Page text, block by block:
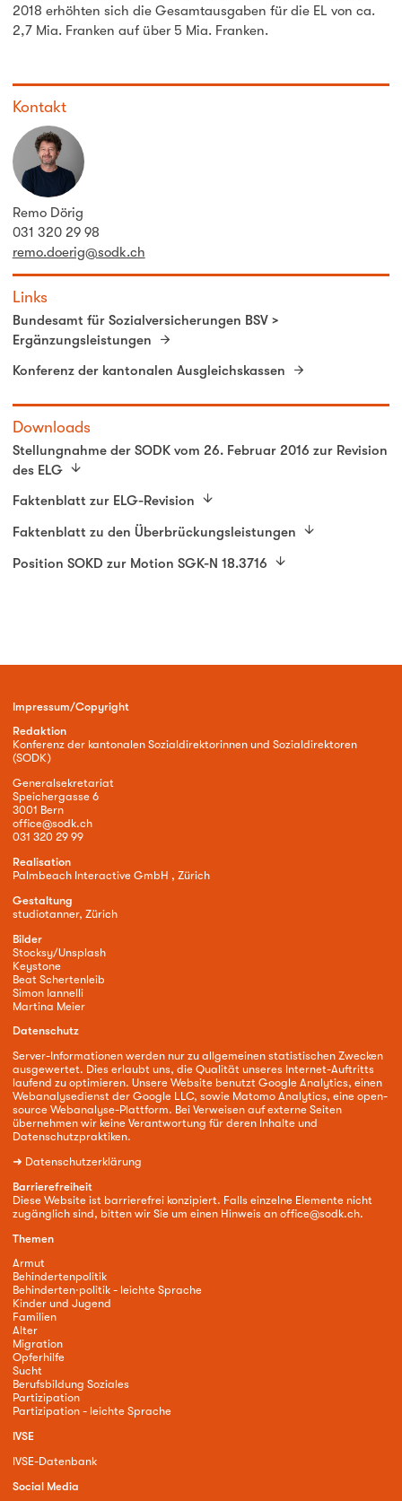
2018 erhöhten sich die Gesamtausgaben für die EL von ca.
2,7 Mia. Franken auf über 5 Mia. Franken.
Kontakt
Remo Dörig
031 320 29 98
remo.doerig@sodk.ch
Links
Bundesamt für Sozialversicherungen BSV >
Ergänzungsleistungen
Konferenz der kantonalen Ausgleichskassen
Downloads
Stellungnahme der SODK vom 26. Februar 2016 zur Revision
des ELG
Faktenblatt zur ELG-Revision
Faktenblatt zu den Überbrückungsleistungen
Position SOKD zur Motion SGK-N 18.3716
Impressum/Copyright
Redaktion
Konferenz der kantonalen Sozialdirektorinnen und Sozialdirektoren
(SODK)
Generalsekretariat
Speichergasse 6
3001 Bern
office@sodk.ch
031 320 29 99
Realisation
Palmbeach Interactive GmbH , Zürich
Gestaltung
studiotanner, Zürich
Bilder
Stocksy/Unsplash
Keystone
Beat Schertenleib
Simon Iannelli
Martina Meier
Datenschutz
Server-Informationen werden nur zu allgemeinen statistischen Zwecken
ausgewertet. Dies erlaubt uns, die Qualität unseres Internet-Auftritts
laufend zu optimieren. Unsere Website benutzt Google Analytics, einen
Webanalysedienst der Google LLC, sowie Matomo Analytics, eine open-
source Webanalyse-Plattform. Bei Verweisen auf externe Seiten
übernehmen wir keine Verantwortung für deren Inhalte und
Datenschutzpraktiken.
➜ Datenschutzerklärung
Barrierefreiheit
Diese Website ist barrierefrei konzipiert. Falls einzelne Elemente nicht
zugänglich sind, bitten wir Sie um einen Hinweis an office@sodk.ch.
Themen
Armut
Behindertenpolitik
Behinderten·politik - leichte Sprache
Kinder und Jugend
Familien
Alter
Migration
Opferhilfe
Sucht
Berufsbildung Soziales
Partizipation
Partizipation - leichte Sprache
IVSE
IVSE-Datenbank
Social Media